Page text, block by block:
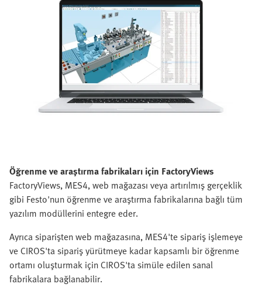
Öğrenme ve araştırma fabrikaları için FactoryViews
FactoryViews, MES4, web mağazası veya artırılmış gerçeklik
gibi Festo'nun öğrenme ve araştırma fabrikalarına bağlı tüm
yazılım modüllerini entegre eder.
Ayrıca siparişten web mağazasına, MES4'te sipariş işlemeye
ve CIROS'ta sipariş yürütmeye kadar kapsamlı bir öğrenme
ortamı oluşturmak için CIROS'ta simüle edilen sanal
fabrikalara bağlanabilir.